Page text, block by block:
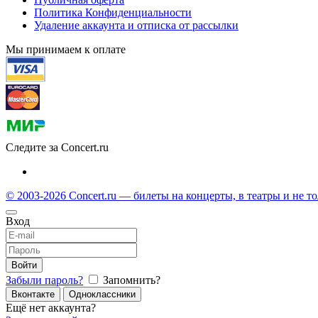
Политика Конфиденциальности
Удаление аккаунта и отписка от рассылки
Мы принимаем к оплате
Следите за Concert.ru
© 2003-2026 Concert.ru — билеты на концерты, в театры и не
Вход
Войти
Забыли пароль? Запомнить?
Вконтакте Одноклассники
Ещё нет аккаунта?